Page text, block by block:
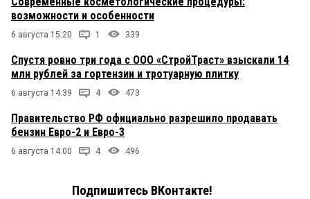
возможности и особенности
6 августа 15:20 1 339
Спустя ровно три года с ООО «СтройТраст» взыскали 14
млн рублей за гортензии и тротуарную плитку
6 августа 14:39 4 473
Правительство РФ официально разрешило продавать
бензин Евро-2 и Евро-3
6 августа 14:00 4 496
Подпишитесь ВКонтакте!